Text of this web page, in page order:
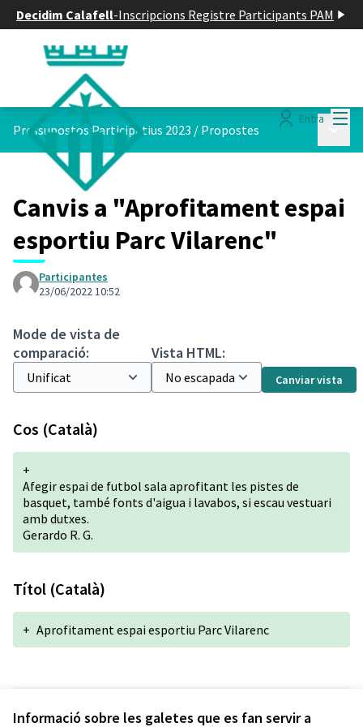
Informació sobre les galetes que es fan servir a
Decidim Calafell-Inscripcions Registre Participants PAM
Entra
Pressupostos Participatius 2023 / Propostes
Canvis a "Aprofitament espai
esportiu Parc Vilarenc"
Participantes
23/06/2022 10:52
Mode de vista de
comparació:
Vista HTML:
Canviar vista
Cos (Català)
+
Afegir espai de futbol sala aprofitant les pistes de
basquet, també fonts d'aigua i lavabos, si escau vestuari
amb dutxes.
Gerardo R. G.
Títol (Català)
+ Aprofitament espai esportiu Parc Vilarenc